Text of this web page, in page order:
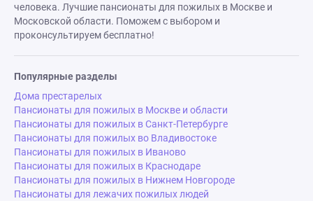
человека. Лучшие пансионаты для пожилых в Москве и
Московской области. Поможем с выбором и
проконсультируем бесплатно!
Популярные разделы
Дома престарелых
Пансионаты для пожилых в Москве и области
Пансионаты для пожилых в Санкт-Петербурге
Пансионаты для пожилых во Владивостоке
Пансионаты для пожилых в Иваново
Пансионаты для пожилых в Краснодаре
Пансионаты для пожилых в Нижнем Новгороде
Пансионаты для лежачих пожилых людей